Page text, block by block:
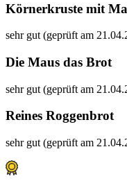
Körnerkruste mit
sehr gut (geprüft am
Die Maus das Brot
sehr gut (geprüft am
Reines Roggenbrot
sehr gut (geprüft am